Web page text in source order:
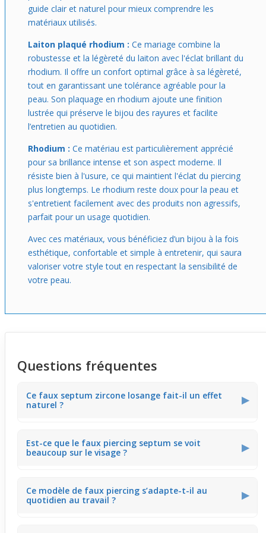
guide clair et naturel pour mieux comprendre les
matériaux utilisés.
Laiton plaqué rhodium : Ce mariage combine la
robustesse et la légèreté du laiton avec l'éclat brillant du
rhodium. Il offre un confort optimal grâce à sa légèreté,
tout en garantissant une tolérance agréable pour la
peau. Son plaquage en rhodium ajoute une finition
lustrée qui préserve le bijou des rayures et facilite
l’entretien au quotidien.
Rhodium : Ce matériau est particulièrement apprécié
pour sa brillance intense et son aspect moderne. Il
résiste bien à l'usure, ce qui maintient l'éclat du piercing
plus longtemps. Le rhodium reste doux pour la peau et
s'entretient facilement avec des produits non agressifs,
parfait pour un usage quotidien.
Avec ces matériaux, vous bénéficiez d’un bijou à la fois
esthétique, confortable et simple à entretenir, qui saura
valoriser votre style tout en respectant la sensibilité de
votre peau.
Questions fréquentes
Ce faux septum zircone losange fait-il un effet
naturel ?
▶
précis qui mime un vrai piercing septum. Ce modèle
change vraiment le style du nez sans avoir besoin de
Est-ce que le faux piercing septum se voit
beaucoup sur le visage ?
▶
attire le regard sur le centre du visage. Il apporte un style
marqué mais reste assez fin pour ne pas dominer
Ce modèle de faux piercing s’adapte-t-il au
quotidien au travail ?
▶